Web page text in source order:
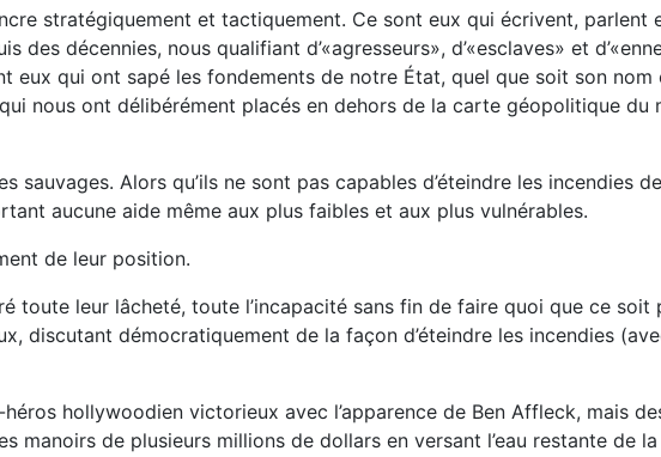
stratégiquement et tactiquement. Ce sont eux qui écrivent, parlent
des décennies, nous qualifiant d’«agresseurs», d’«esclaves» et
eux qui ont sapé les fondements de notre État, quel que soit son
nous ont délibérément placés en dehors de la carte géopolitique du
sauvages. Alors qu’ils ne sont pas capables d’éteindre les incendies
aucune aide même aux plus faibles et aux plus vulnérables.
de leur position.
toute leur lâcheté, toute l’incapacité sans fin de faire quoi que ce
discutant démocratiquement de la façon d’éteindre les incendies
héros hollywoodien victorieux avec l’apparence de Ben Affleck, mais
de plusieurs millions de dollars en versant l’eau restante de